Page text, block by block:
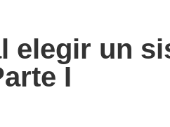
elegir un
I